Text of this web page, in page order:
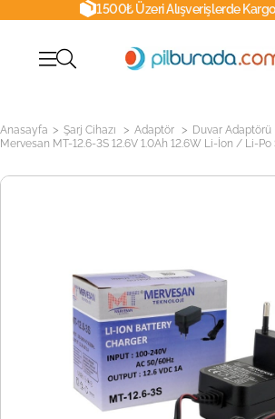
1500₺ Üzeri Alışverişlerde
Anasayfa > Şarj Cihazı > Adaptör > Duvar Adaptörü
Mervesan MT-12.6-3S 12.6V 1.0Ah 12.6W Li-İon / Li-Po